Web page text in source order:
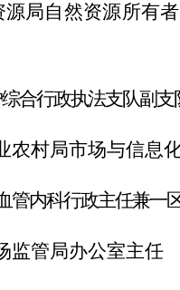
局自然资源所有
合行政执法支队副支
农村局市场与信息
管内科行政主任兼一
监管局办公室主任